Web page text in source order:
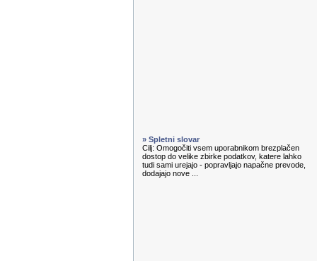
» Spletni slovar
Cilj: Omogočiti vsem uporabnikom brezplačen
dostop do velike zbirke podatkov, katere lahko
tudi sami urejajo - popravljajo napačne prevode,
dodajajo nove ...